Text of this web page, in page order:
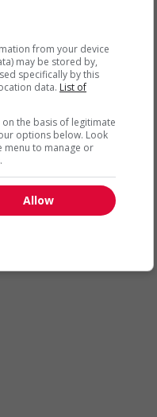
et transport
/ Offres de services
/ Manutention
/ Sciences
humaines
Santé
from your device
may be stored by,
specifically by this
data. List of
the basis of legitimate
options below. Look
menu to manage or
Allow